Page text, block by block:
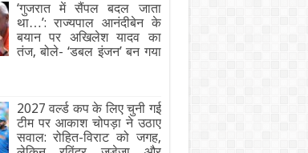
‘गुजरात में सैंपल बदल जाता
था…’: राज्यपाल आनंदीबेन के
बयान पर अखिलेश यादव का
तंज, बोले- ‘डबल इंजन’ बन गया
2027 वर्ल्ड कप के लिए चुनी गई
टीम पर आकाश चोपड़ा ने उठाए
सवाल: रोहित-विराट को जगह,